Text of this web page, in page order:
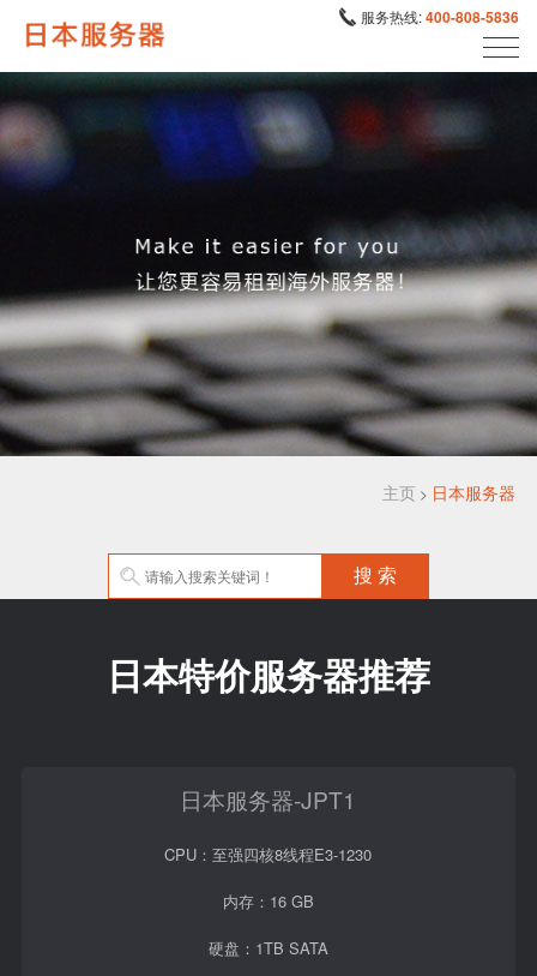
服务热线:400-808-5836
主页 > 日本服务器
日本特价服务器推荐
日本服务器-JPT1
CPU：至强四核8线程E3-1230
内存：16 GB
硬盘：1TB SATA